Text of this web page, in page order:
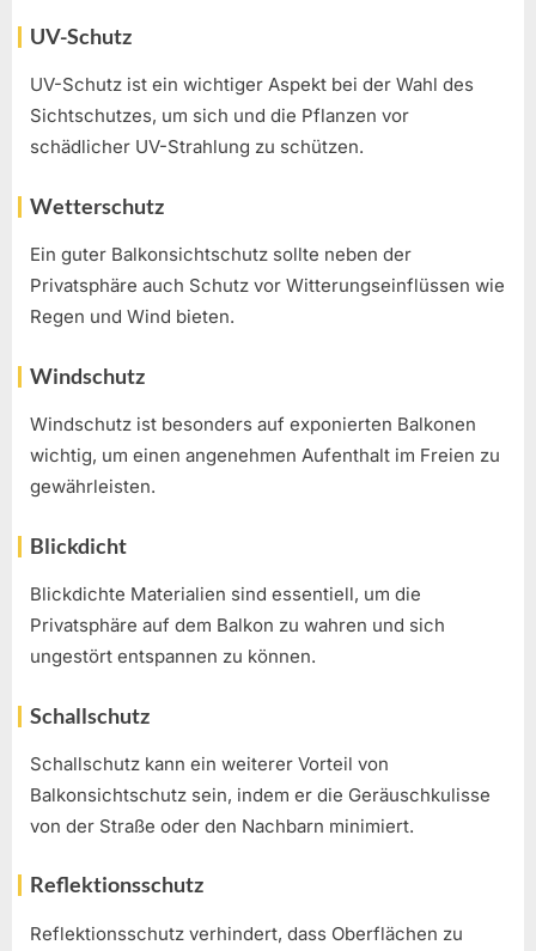
UV-Schutz
UV-Schutz ist ein wichtiger Aspekt bei der Wahl des
Sichtschutzes, um sich und die Pflanzen vor
schädlicher UV-Strahlung zu schützen.
Wetterschutz
Ein guter Balkonsichtschutz sollte neben der
Privatsphäre auch Schutz vor Witterungseinflüssen wie
Regen und Wind bieten.
Windschutz
Windschutz ist besonders auf exponierten Balkonen
wichtig, um einen angenehmen Aufenthalt im Freien zu
gewährleisten.
Blickdicht
Blickdichte Materialien sind essentiell, um die
Privatsphäre auf dem Balkon zu wahren und sich
ungestört entspannen zu können.
Schallschutz
Schallschutz kann ein weiterer Vorteil von
Balkonsichtschutz sein, indem er die Geräuschkulisse
von der Straße oder den Nachbarn minimiert.
Reflektionsschutz
Reflektionsschutz verhindert, dass Oberflächen zu